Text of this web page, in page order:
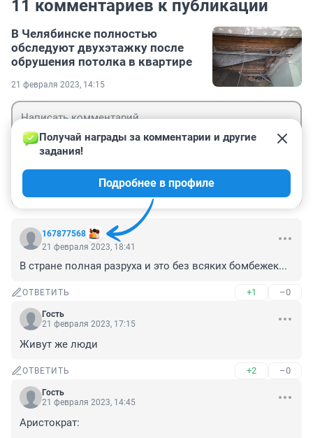
11 комментариев к публикации
В Челябинске полностью
обследуют двухэтажку после
обрушения потолка в квартире
21 февраля 2023, 14:15
167877568
Получай награды за комментарии и другие
задания!
Подробнее в профиле
21 февраля 2023, 18:41
В стране полная разруха и это без всяких бомбежек...
ОТВЕТИТЬ +1 –0
Гость
21 февраля 2023, 17:15
Живут же люди
ОТВЕТИТЬ +2 –0
Гость
21 февраля 2023, 14:45
Аристократ: